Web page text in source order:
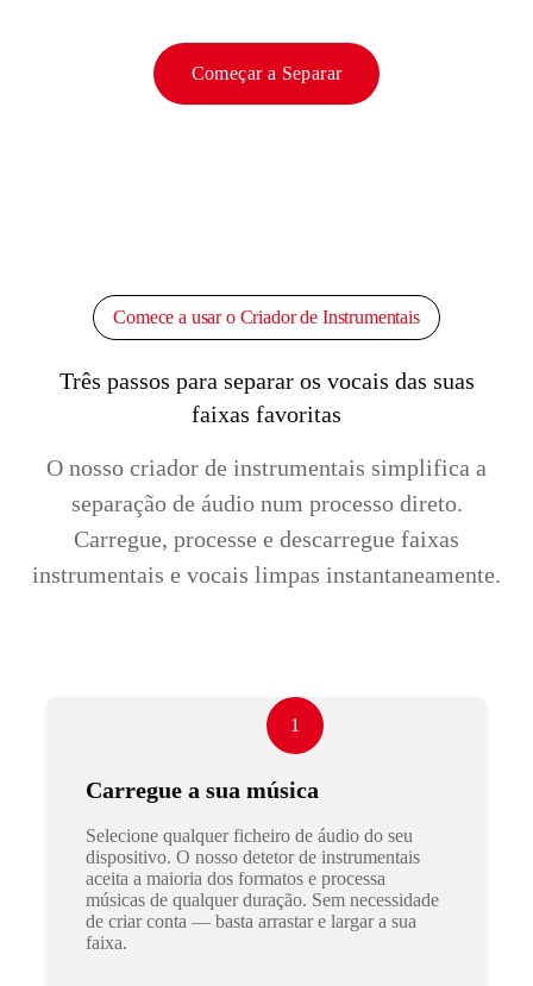
Começar a Separar
Comece a usar o Criador de Instrumentais
Três passos para separar os vocais das suas
faixas favoritas
O nosso criador de instrumentais simplifica a
separação de áudio num processo direto.
Carregue, processe e descarregue faixas
instrumentais e vocais limpas instantaneamente.
1
Carregue a sua música
Selecione qualquer ficheiro de áudio do seu
dispositivo. O nosso detetor de instrumentais
aceita a maioria dos formatos e processa
músicas de qualquer duração. Sem necessidade
de criar conta — basta arrastar e largar a sua
faixa.